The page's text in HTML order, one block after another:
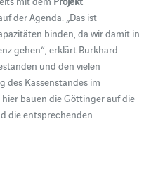
der Agenda. „Das ist
binden, da wir damit in
gehen“, erklärt Burkhard
und den vielen
des Kassenstandes im
bauen die Göttinger auf die
die entsprechenden